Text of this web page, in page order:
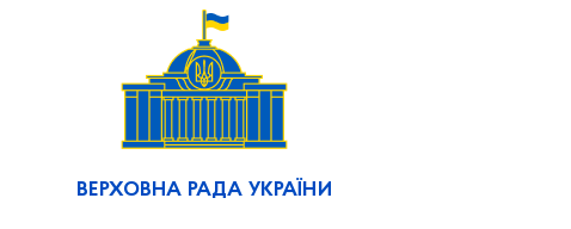
ВЕРХОВНА РАДА УКРАЇНИ